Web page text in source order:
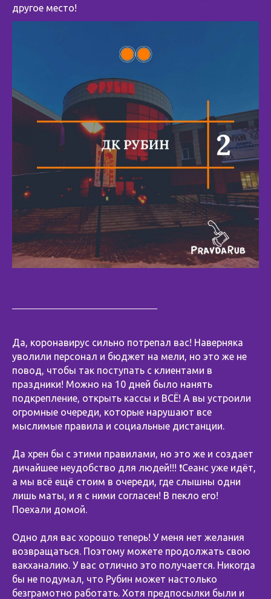
другое место!
Да, коронавирус сильно потрепал вас! Наверняка
уволили персонал и бюджет на мели, но это же не
повод, чтобы так поступать с клиентами в
праздники! Можно на 10 дней было нанять
подкрепление, открыть кассы и ВСЁ! А вы устроили
огромные очереди, которые нарушают все
мыслимые правила и социальные дистанции.
Да хрен бы с этими правилами, но это же и создает
дичайшее неудобство для людей!!! ❗️Сеанс уже идёт,
а мы всё ещё стоим в очереди, где слышны одни
лишь маты, и я с ними согласен! В пекло его!
Поехали домой.
Одно для вас хорошо теперь! У меня нет желания
возвращаться. Поэтому можете продолжать свою
вакханалию. У вас отлично это получается. Никогда
бы не подумал, что Рубин может настолько
безграмотно работать. Хотя предпосылки были и